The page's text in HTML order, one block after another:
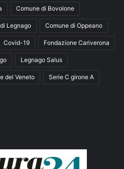
Comune di Bovolone
Legnago Comune di Oppeano
Covid-19 Fondazione Cariverona
Legnago Salus
del Veneto Serie C girone A